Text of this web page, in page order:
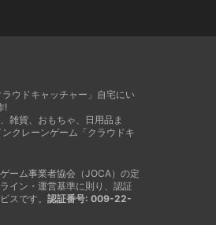
ウドキャッチャー」自宅にい
!
雑貨、おもちゃ、日用品ま
クレーンゲーム「クラウドキ
ーム事業者協会（JOCA）の定
イン・運営基準に則り、認証
スです。 認証番号: 009-22-